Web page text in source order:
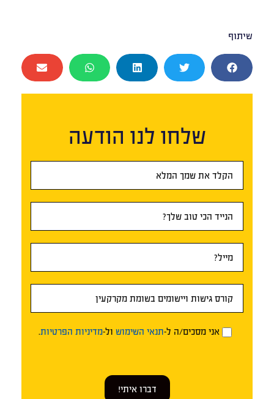
שיתוף
שלחו לנו הודעה
ראשי
אני מסכים/ה ל-תנאי השימוש ול-מדיניות הפרטיות.
דברו איתי!